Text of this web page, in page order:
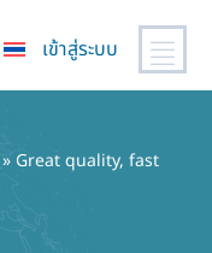
เข้าสู่ระบบ
» Great quality, fast